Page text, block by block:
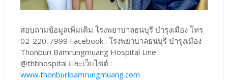
สอบถามข้อมูลเพิ่มเติม โรงพยาบาลธนบุรี บำรุงเมือง โทร.
02-220-7999 Facebook : โรงพยาบาลธนบุรี บำรุงเมือง
Thonburi Bamrungmuang Hospital Line :
@thbhospital และเว็บไซต์ :
www.thonburibamrungmuang.com